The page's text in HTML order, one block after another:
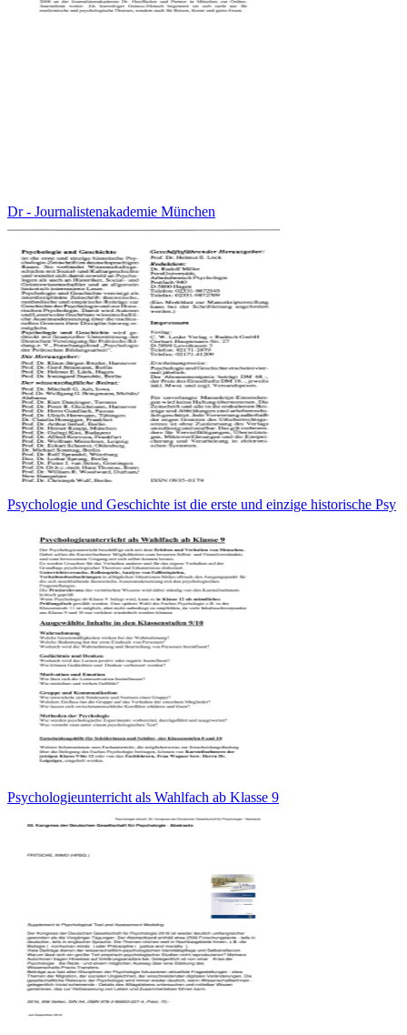
Dr - Journalistenakademie München
Psychologie und Geschichte ist die erste und einzige historische Psy
Psychologieunterricht als Wahlfach ab Klasse 9